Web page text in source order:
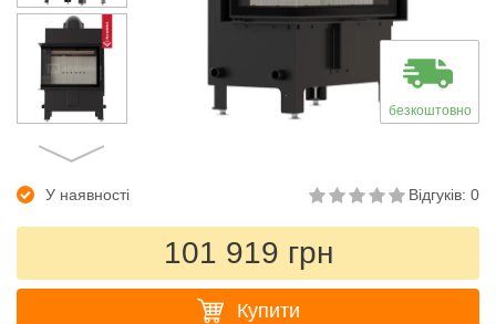
безкоштовно
У наявності Відгуків: 0
101 919 грн
Купити